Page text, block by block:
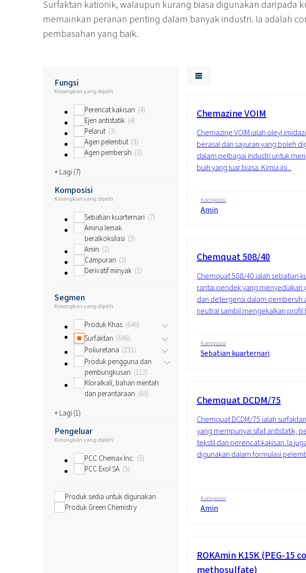
Surfaktan kationik, walaupun kurang biasa digunakan daripada
memainkan peranan penting dalam banyak industri. Ia adalah
pembasahan yang baik.
Fungsi
Kosongkan yang dipilih
Perencat kakisan 4
Ejen antistatik 4
Pelarut 3
Agen pelembut 3
Agen pembersih 3
+ Lagi (7)
Komposisi
Kosongkan yang dipilih
Sebatian kuarternari 7
Amina lemak
beralkoksilasi 3
Amin 2
Campuran 2
Derivatif minyak 1
Segmen
Kosongkan yang dipilih
Produk Khas 646
Surfaktan 646
Poliuretana 231
Produk pengguna dan
pembungkusan 112
Kloralkali, bahan mentah
dan perantaraan 65
+ Lagi (1)
Pengeluar
Kosongkan yang dipilih
PCC Chemax Inc. 5
PCC Exol SA 5
Produk sedia untuk digunakan
Produk Green Chemistry
Chemazine VOIM
Chemazine VOIM ialah oleyl
berasal dari sayuran yang boleh
dalam pelbagai industri untuk
buih yang luar biasa. Kimia ini...
Komposisi
Amin
Chemquat 508/40
Chemquat 508/40 ialah sebatian
rantai pendek yang menyediakan
dan detergensi dalam pembersih
neutral sambil mengekalkan profil
Komposisi
Sebatian kuarternari
Chemquat DCDM/75
Chemquat DCDM/75 ialah
yang mempunyai sifat antistatik,
tekstil dan perencat kakisan. Ia
digunakan dalam formulasi
Komposisi
Amin
ROKAmin K15K (PEG-15
methosulfate)